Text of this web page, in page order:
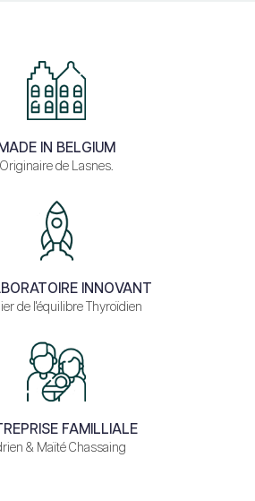
MADE IN BELGIUM
Originaire de Lasnes.
INNOVANT
de l'équilibre Thyroïdien
FAMILLIALE
& Maïté Chassaing